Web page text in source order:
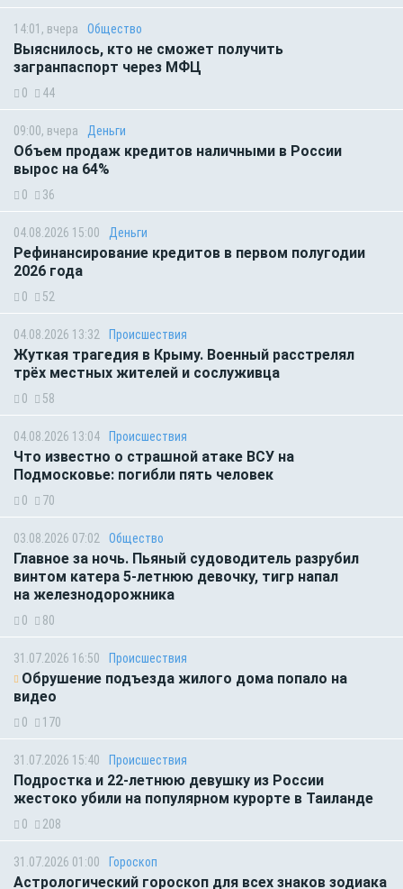
14:01, вчера Общество
Выяснилось, кто не сможет получить
загранпаспорт через МФЦ
0 44
09:00, вчера Деньги
Объем продаж кредитов наличными в России
вырос на 64%
0 36
04.08.2026 15:00 Деньги
Рефинансирование кредитов в первом полугодии
2026 года
0 52
04.08.2026 13:32 Происшествия
Жуткая трагедия в Крыму. Военный расстрелял
трёх местных жителей и сослуживца
0 58
04.08.2026 13:04 Происшествия
Что известно о страшной атаке ВСУ на
Подмосковье: погибли пять человек
0 70
03.08.2026 07:02 Общество
Главное за ночь. Пьяный судоводитель разрубил
винтом катера 5-летнюю девочку, тигр напал
на железнодорожника
0 80
31.07.2026 16:50 Происшествия
Обрушение подъезда жилого дома попало на
видео
0 170
31.07.2026 15:40 Происшествия
Подростка и 22-летнюю девушку из России
жестоко убили на популярном курорте в Таиланде
0 208
31.07.2026 01:00 Гороскоп
Астрологический гороскоп для всех знаков зодиака